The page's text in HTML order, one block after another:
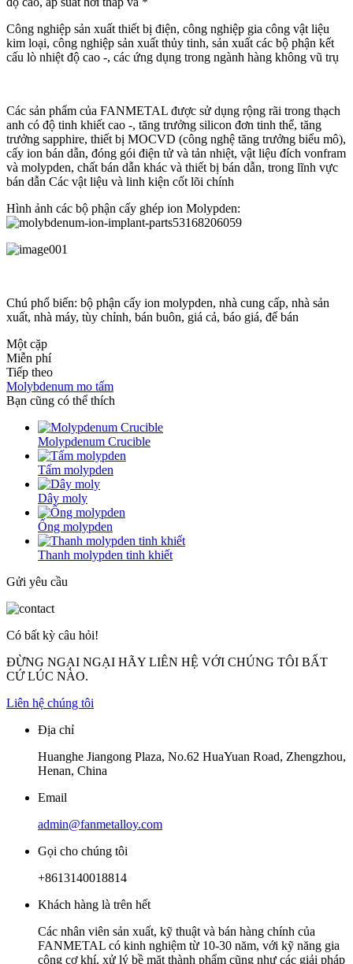
Công nghiệp sản xuất thiết bị điện, công nghiệp gia công vật liệu
kim loại, công nghiệp sản xuất thủy tinh, sản xuất các bộ phận kết
cấu lò nhiệt độ cao -, các ứng dụng trong ngành hàng không vũ trụ
Các sản phẩm của FANMETAL được sử dụng rộng rãi trong thạch
anh có độ tinh khiết cao -, tăng trưởng silicon đơn tinh thể, tăng
trưởng sapphire, thiết bị MOCVD (công nghệ tăng trưởng biểu mô),
cấy ion bán dẫn, đóng gói điện tử và tản nhiệt, vật liệu đích vonfram
và molypden, chất bán dẫn khác và thiết bị bán dẫn, trong lĩnh vực
bán dẫn Các vật liệu và linh kiện cốt lõi chính
Hình ảnh các bộ phận cấy ghép ion Molypden:
Chú phổ biến: bộ phận cấy ion molypden, nhà cung cấp, nhà sản
xuất, nhà máy, tùy chỉnh, bán buôn, giá cả, báo giá, để bán
Một cặp
Miễn phí
Tiếp theo
Molybdenum mo tấm
Bạn cũng có thể thích
Molypdenum Crucible
Tấm molypden
Dây moly
Ống molypden
Thanh molypden tinh khiết
Gửi yêu cầu
Có bất kỳ câu hỏi!
ĐỪNG NGẠI NGẠI HÃY LIÊN HỆ VỚI CHÚNG TÔI BẤT
CỨ LÚC NÀO.
Liên hệ chúng tôi
Địa chỉ
Huanghe Jiangong Plaza, No.62 HuaYuan Road, Zhengzhou,
Henan, China
Email
admin@fanmetalloy.com
Gọi cho chúng tôi
+8613140018814
Khách hàng là trên hết
Các nhân viên sản xuất, kỹ thuật và bán hàng chính của
FANMETAL có kinh nghiệm từ 10-30 năm, với kỹ năng gia
công cơ khí, xử lý bề mặt thành phẩm cũng như các giải pháp